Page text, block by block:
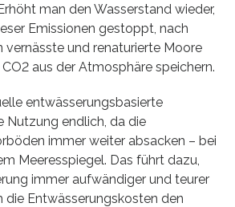
man den Wasserstand wieder,
Emissionen gestoppt, nach
vernässte und renaturierte Moore
aus der Atmosphäre speichern.
entwässerungsbasierte
Nutzung endlich, da die
immer weiter absacken – bei
Meeresspiegel. Das führt dazu,
immer aufwändiger und teurer
die Entwässerungskosten den